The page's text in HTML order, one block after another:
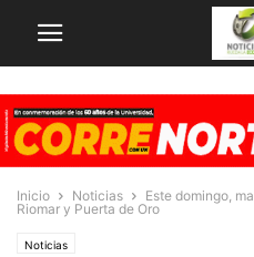
Inicio Noticias
Este domingo,
Riomar y Puerta de Oro
Noticias